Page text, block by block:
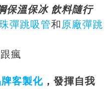
保溫保冰 飲料隨行
彈跳吸管和原廠彈跳
瘋
客製化 ，發揮自我